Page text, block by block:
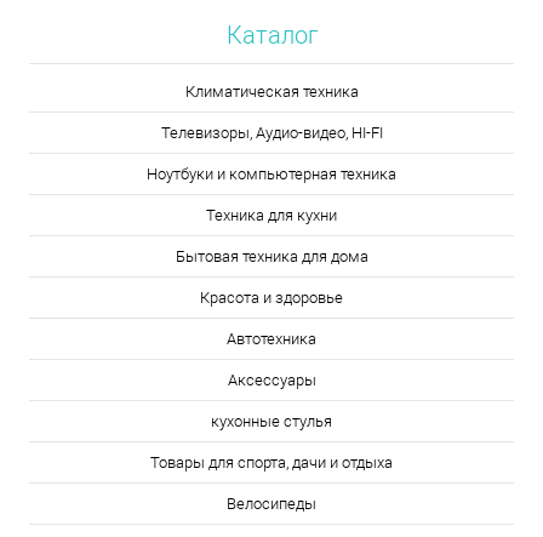
Каталог
Климатическая техника
Телевизоры, Аудио-видео, HI-FI
Ноутбуки и компьютерная техника
Техника для кухни
Бытовая техника для дома
Красота и здоровье
Автотехника
Аксессуары
кухонные стулья
Товары для спорта, дачи и отдыха
Велосипеды